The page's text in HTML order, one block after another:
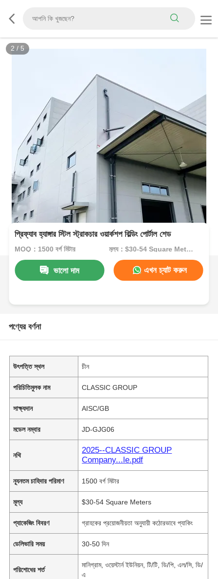
2 / 5
প্রিফ্যাব হ্যাঙ্গার স্টিল স্ট্রাকচার ওয়ার্কশপ বিল্ডিং পোর্টাল শেড
MOQ：1500 বর্গ মিটার মূল্য：$30-54 Square Meters
ভালো দাম এখন চ্যাট করুন
পণ্যের বর্ণনা
উৎপত্তি স্থল চীন
পরিচিতিমুলক নাম CLASSIC GROUP
সাক্ষ্যদান AISC/GB
মডেল নম্বার JD-GJG06
নথি
2025--CLASSIC GROUP
Company...le.pdf
ন্যূনতম চাহিদার পরিমাণ 1500 বর্গ মিটার
মূল্য $30-54 Square Meters
প্যাকেজিং বিবরণ গ্রাহকের প্রয়োজনীয়তা অনুযায়ী কঠোরভাবে প্যাকিং
ডেলিভারি সময় 30-50 দিন
পরিশোধের শর্ত
মানিগ্রাম, ওয়েস্টার্ন ইউনিয়ন, টি/টি, ডি/পি, এল/সি, ডি/
এ